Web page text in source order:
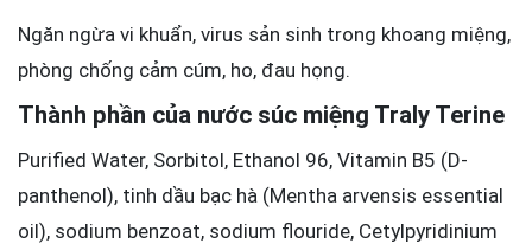
Ngăn ngừa vi khuẩn, virus sản sinh trong khoang miệng,
phòng chống cảm cúm, ho, đau họng.
Thành phần của nước súc miệng Traly Terine
Purified Water, Sorbitol, Ethanol 96, Vitamin B5 (D-
panthenol), tinh dầu bạc hà (Mentha arvensis essential
oil), sodium benzoat, sodium flouride, Cetylpyridinium